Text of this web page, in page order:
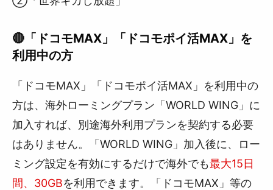
🔴「ドコモMAX」「ドコモポイ活MAX」を
利用中の方
「ドコモMAX」「ドコモポイ活MAX」を利用中の
方は、海外ローミングプラン「WORLD WING」に
加入すれば、別途海外利用プランを契約する必要
はありません。「WORLD WING」加入後に、ロー
ミング設定を有効にするだけで海外でも最大15日
間、30GBを利用できます。「ドコモMAX」等の